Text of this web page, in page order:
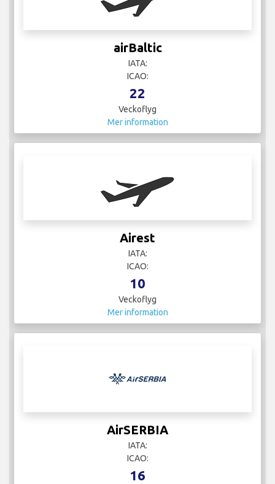
airBaltic
IATA:
ICAO:
22
Veckoflyg
Mer information
Airest
IATA:
ICAO:
10
Veckoflyg
Mer information
AirSERBIA
IATA:
ICAO:
16